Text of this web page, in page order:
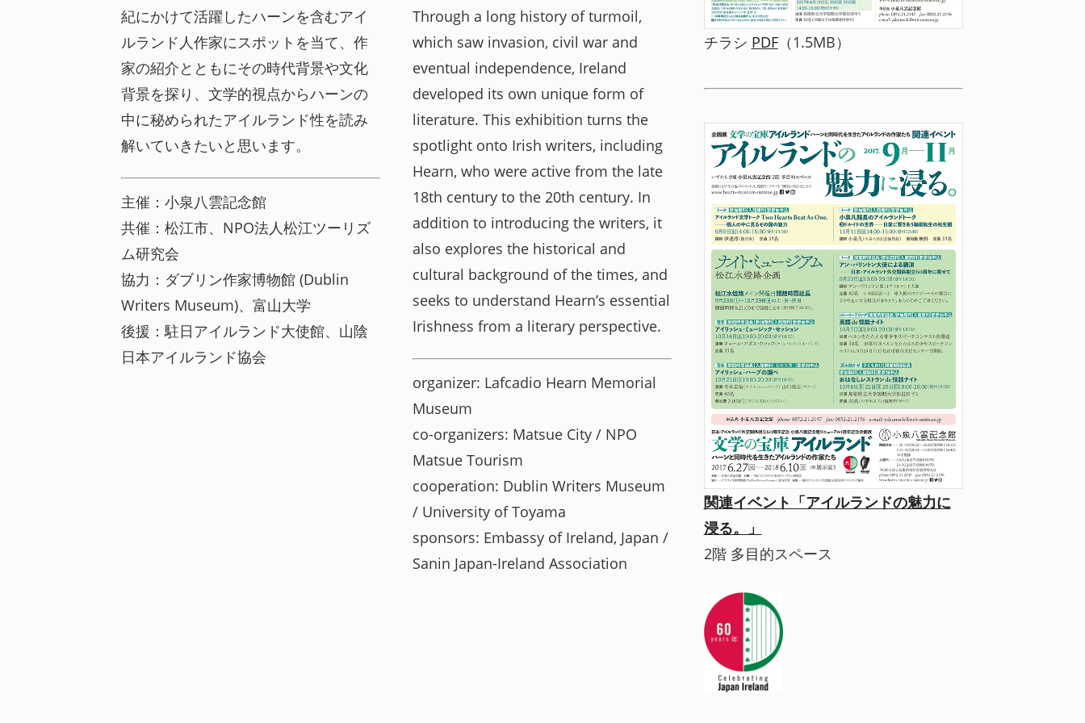
紀にかけて活躍したハーンを含むアイ
ルランド人作家にスポットを当て、作
家の紹介とともにその時代背景や文化
背景を探り、文学的視点からハーンの
中に秘められたアイルランド性を読み
解いていきたいと思います。
主催：小泉八雲記念館
共催：松江市、NPO法人松江ツーリズ
ム研究会
協力：ダブリン作家博物館 (Dublin
Writers Museum)、富山大学
後援：駐日アイルランド大使館、山陰
日本アイルランド協会
Through a long history of turmoil,
which saw invasion, civil war and
eventual independence, Ireland
developed its own unique form of
literature. This exhibition turns the
spotlight onto Irish writers, including
Hearn, who were active from the late
18th century to the 20th century. In
addition to introducing the writers, it
also explores the historical and
cultural background of the times, and
seeks to understand Hearn’s essential
Irishness from a literary perspective.
organizer: Lafcadio Hearn Memorial
Museum
co-organizers: Matsue City / NPO
Matsue Tourism
cooperation: Dublin Writers Museum
/ University of Toyama
sponsors: Embassy of Ireland, Japan /
Sanin Japan-Ireland Association
チラシ PDF（1.5MB）
関連イベント「アイルランドの魅力に
浸る。」
2階 多目的スペース